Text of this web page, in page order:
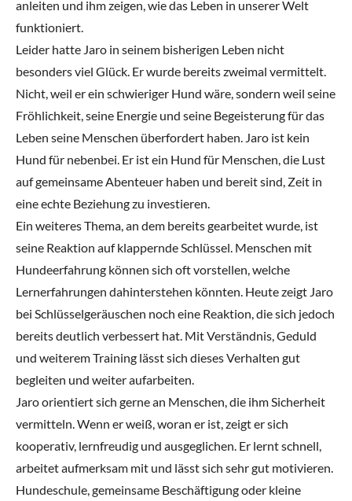
anleiten und ihm zeigen, wie das Leben in unserer Welt
funktioniert.
Leider hatte Jaro in seinem bisherigen Leben nicht
besonders viel Glück. Er wurde bereits zweimal vermittelt.
Nicht, weil er ein schwieriger Hund wäre, sondern weil seine
Fröhlichkeit, seine Energie und seine Begeisterung für das
Leben seine Menschen überfordert haben. Jaro ist kein
Hund für nebenbei. Er ist ein Hund für Menschen, die Lust
auf gemeinsame Abenteuer haben und bereit sind, Zeit in
eine echte Beziehung zu investieren.
Ein weiteres Thema, an dem bereits gearbeitet wurde, ist
seine Reaktion auf klappernde Schlüssel. Menschen mit
Hundeerfahrung können sich oft vorstellen, welche
Lernerfahrungen dahinterstehen könnten. Heute zeigt Jaro
bei Schlüsselgeräuschen noch eine Reaktion, die sich jedoch
bereits deutlich verbessert hat. Mit Verständnis, Geduld
und weiterem Training lässt sich dieses Verhalten gut
begleiten und weiter aufarbeiten.
Jaro orientiert sich gerne an Menschen, die ihm Sicherheit
vermitteln. Wenn er weiß, woran er ist, zeigt er sich
kooperativ, lernfreudig und ausgeglichen. Er lernt schnell,
arbeitet aufmerksam mit und lässt sich sehr gut motivieren.
Hundeschule, gemeinsame Beschäftigung oder kleine